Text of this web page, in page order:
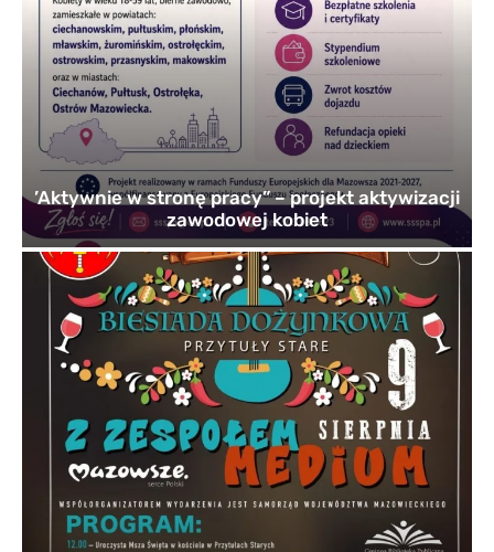
’Aktywnie w stronę pracy” – projekt aktywizacji
zawodowej kobiet